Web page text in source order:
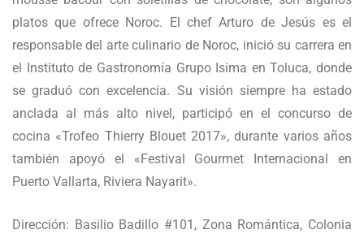
platos que ofrece Noroc. El chef Arturo de Jesús es el
responsable del arte culinario de Noroc, inició su carrera en
el Instituto de Gastronomía Grupo Isima en Toluca, donde
se graduó con excelencia. Su visión siempre ha estado
anclada al más alto nivel, participó en el concurso de
cocina «Trofeo Thierry Blouet 2017», durante varios años
también apoyó el «Festival Gourmet Internacional en
Puerto Vallarta, Riviera Nayarit».
Dirección: Basilio Badillo #101, Zona Romántica, Colonia